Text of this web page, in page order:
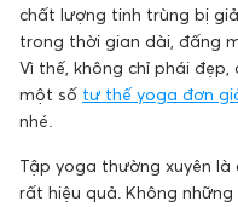
chất lượng tinh trùng bị
trong thời gian dài, đấng
Vì thế, không chỉ phái
một số tư thế yoga đơn
nhé.
Tập yoga thường xuyên là
rất hiệu quả. Không